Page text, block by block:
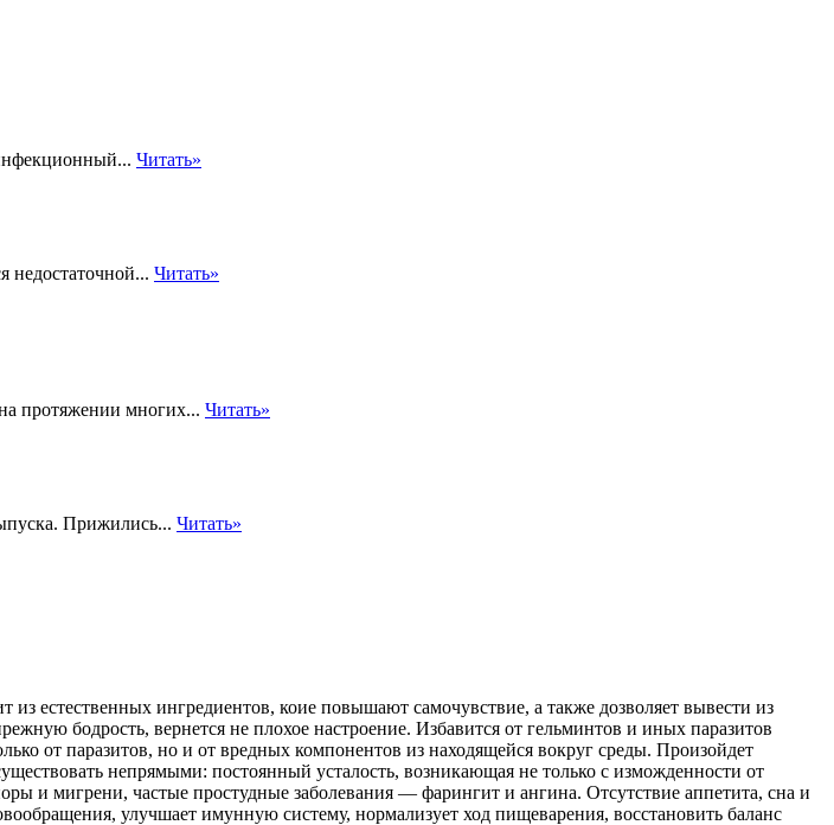
Читать»
недостаточной... Читать»
протяжении многих... Читать»
Прижились... Читать»
из естественных ингредиентов, коие повышают самочувствие, а также дозволяет вывести из
бодрость, вернется не плохое настроение. Избавится от гельминтов и иных паразитов
от паразитов, но и от вредных компонентов из находящейся вокруг среды. Произойдет
непрямыми: постоянный усталость, возникающая не только с изможденности от
и мигрени, частые простудные заболевания — фарингит и ангина. Отсутствие аппетита, сна и
улучшает имунную систему, нормализует ход пищеварения, восстановить баланс